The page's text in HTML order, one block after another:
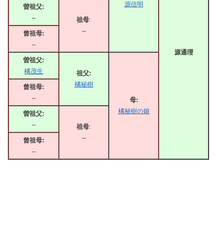
源信明
源通理
曽祖父:
–
祖母:
–
曾祖母:
–
曽祖父:
橘茂生
祖父:
橘秘樹
母:
橘秘樹の娘
曾祖母:
–
曽祖父:
–
祖母:
–
曾祖母:
–